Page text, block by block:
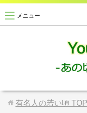
メニュー
有名人の若い頃 TOP